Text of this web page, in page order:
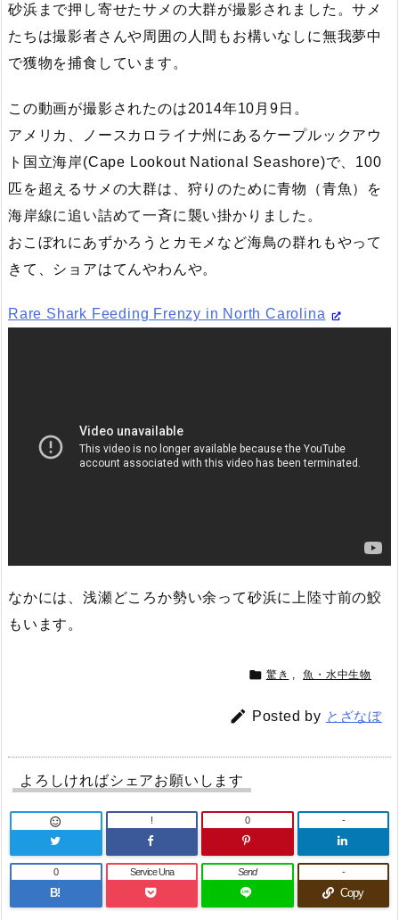
砂浜まで押し寄せたサメの大群が撮影されました。サメ
たちは撮影者さんや周囲の人間もお構いなしに無我夢中
で獲物を捕食しています。
この動画が撮影されたのは2014年10月9日。
アメリカ、ノースカロライナ州にあるケープルックアウ
ト国立海岸(Cape Lookout National Seashore)で、100
匹を超えるサメの大群は、狩りのために青物（青魚）を
海岸線に追い詰めて一斉に襲い掛かりました。
おこぼれにあずかろうとカモメなど海鳥の群れもやって
きて、ショアはてんやわんや。
Rare Shark Feeding Frenzy in North Carolina
なかには、浅瀬どころか勢い余って砂浜に上陸寸前の鮫
もいます。
 驚き , 魚・水中生物
 Posted by とざなぼ
よろしければシェアお願いします
 ! 0 -
B!
0 Service Una Send
Copy
-